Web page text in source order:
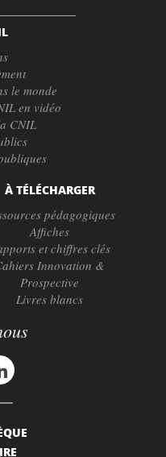
le monde
en vidéo
CNIL
À TÉLÉCHARGER
pédagogiques
Affiches
et chiffres clés
Innovation &
Prospective
Livres blancs